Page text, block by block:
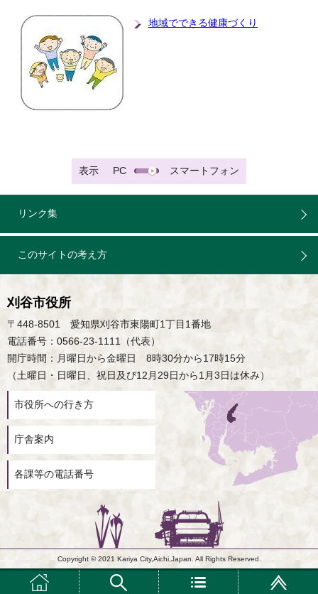
地域でできる健康づくり
表示 PC スマートフォン
リンク集
このサイトの考え方
刈谷市役所
〒448-8501 愛知県刈谷市東陽町1丁目1番地
電話番号：0566-23-1111（代表）
開庁時間：月曜日から金曜日 8時30分から17時15分
（土曜日・日曜日、祝日及び12月29日から1月3日は休み）
市役所への行き方
庁舎案内
各課等の電話番号
Copyright © 2021 Kariya City,Aichi,Japan. All Rights Reserved.